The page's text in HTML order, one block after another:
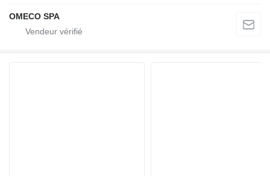
OMECO SPA